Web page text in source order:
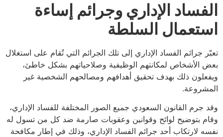
الإداري وجرائم إساءة
السلطة
جرائم الفساد الإداري إلى تلك الجرائم التي تُقام على استغلال
الأشخاص لمكانتهم الوظيفية وصلاحياتهم بشكل خاطئ،
ذلك بهدف تحقيق أهدافهم ومصالحهم الشخصية غير
القانون السعودي جميع الصور المختلفة للفساد الإداري،
بتوضيح لوائح وقوانين وعقوبات صارمة ضد كل من تسول له
لارتكاب أحد جرائم الفساد الإداري، وذلك في إطار مكافحة